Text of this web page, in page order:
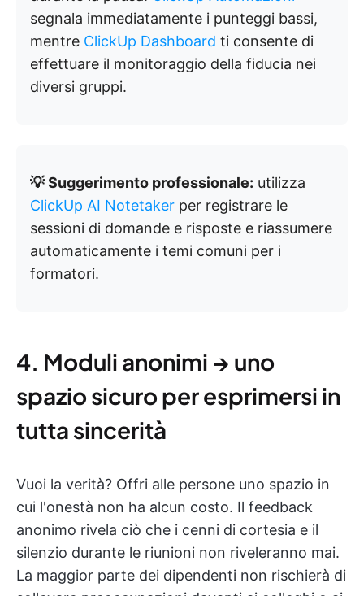
segnala immediatamente i punteggi bassi,
mentre ClickUp Dashboard ti consente di
effettuare il monitoraggio della fiducia nei
diversi gruppi.
💡 Suggerimento professionale: utilizza
ClickUp AI Notetaker per registrare le
sessioni di domande e risposte e riassumere
automaticamente i temi comuni per i
formatori.
4. Moduli anonimi → uno
spazio sicuro per esprimersi in
tutta sincerità
Vuoi la verità? Offri alle persone uno spazio in
cui l'onestà non ha alcun costo. Il feedback
anonimo rivela ciò che i cenni di cortesia e il
silenzio durante le riunioni non riveleranno mai.
La maggior parte dei dipendenti non rischierà di